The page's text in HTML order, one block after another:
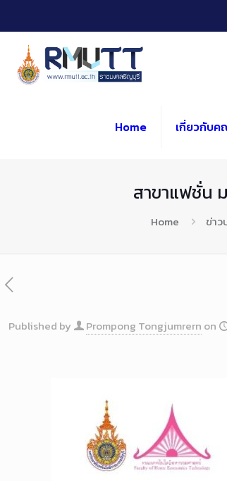
to
Content
Home เกี่ยวกับค
สาขาแฟชั่น
Home ข่า
Published by Prompong Tongjumrern on